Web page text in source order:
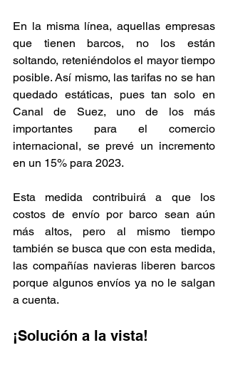
En la misma línea, aquellas empresas
que tienen barcos, no los están
soltando, reteniéndolos el mayor tiempo
posible. Así mismo, las tarifas no se han
quedado estáticas, pues tan solo en
Canal de Suez, uno de los más
importantes para el comercio
internacional, se prevé un incremento
en un 15% para 2023.
Esta medida contribuirá a que los
costos de envío por barco sean aún
más altos, pero al mismo tiempo
también se busca que con esta medida,
las compañías navieras liberen barcos
porque algunos envíos ya no le salgan
a cuenta.
¡Solución a la vista!